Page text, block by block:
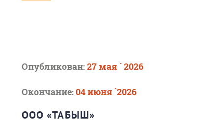
Опубликован:27 мая ` 2026
Окончание:04 июня `2026
ООО «ТАБЫШ»